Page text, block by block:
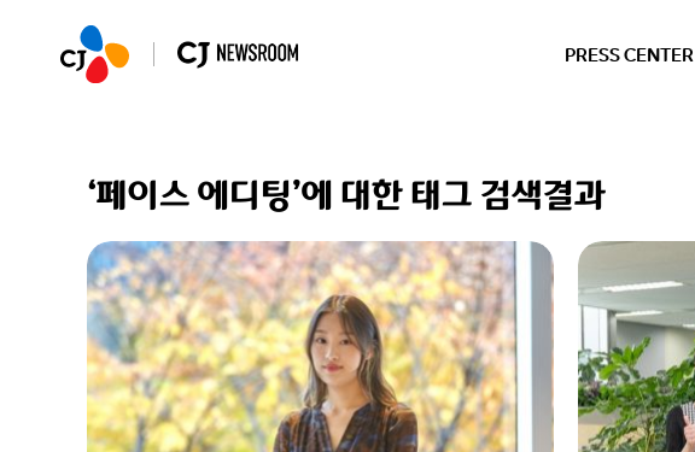
PRESS CENTER
‘페이스 에디팅’에 대한 태그 검색결과